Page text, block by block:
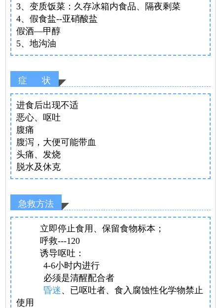
3、变质饭菜：久存冰箱内食品、隔夜剩菜
4、假食盐--亚硝酸盐
假酒—甲醇
5、地沟油
症 状
进食后出现不适
恶心、呕吐
腹痛
腹泻，大便可能带血
头痛、发烧
脱水及休克
急救方法
立即停止食用、保留食物标本；
呼救---120
诱导呕吐：
4-6小时内进行
必须是清醒配合者
昏迷 、已呕吐者、食入腐蚀性化学物禁止
使用